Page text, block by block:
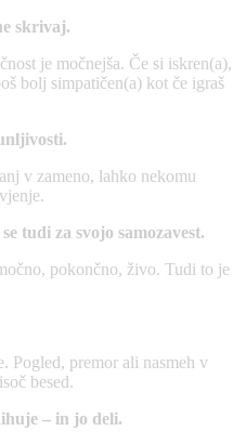
skrivaj.
je močnejša. Če si iskren(a),
bolj simpatičen(a) kot če igraš
v zameno, lahko nekomu
tudi za svojo samozavest.
pokončno, živo. Tudi to je
Pogled, premor ali nasmeh v
besed.
– in jo deli.